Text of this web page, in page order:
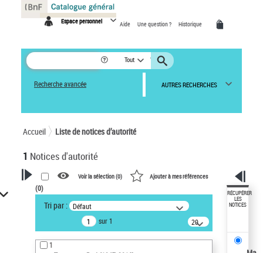
Espace personnel Aide Une question ? Historique
Tout
Recherche avancée AUTRES RECHERCHES
Accueil Liste de notices d’autorité
1 Notices d'autorité
VOTRE RECHERCHE
Recherche avancée dans les
notices d’autorité
Œuvres liées à l'auteur :
Temperton, Rod (1947-2016)
Voir la sélection (0) Ajouter à mes références
(0)
Tri par : Défaut
sur 1
20
résultats/page
1
RÉCUPÉRER
LES
NOTICES
Panneau de gestion des cookies